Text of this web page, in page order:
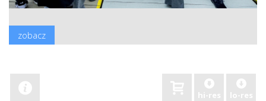
zobacz
hi-res lo-res